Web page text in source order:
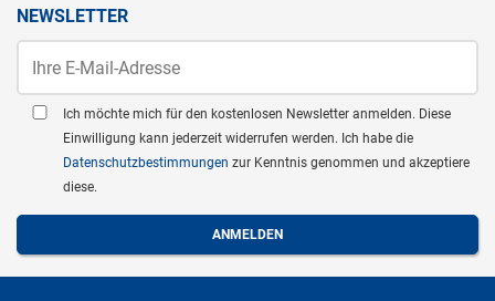
NEWSLETTER
Ich möchte mich für den kostenlosen Newsletter anmelden. Diese
Einwilligung kann jederzeit widerrufen werden. Ich habe die
Datenschutzbestimmungen zur Kenntnis genommen und akzeptiere
diese.